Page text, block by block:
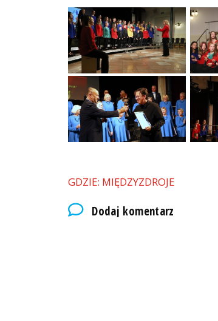
GDZIE: MIĘDZYZDROJE
Dodaj komentarz